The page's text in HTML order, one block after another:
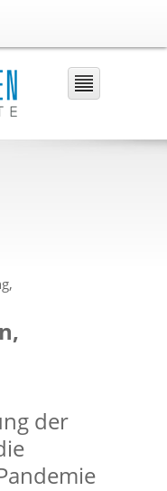
,
der